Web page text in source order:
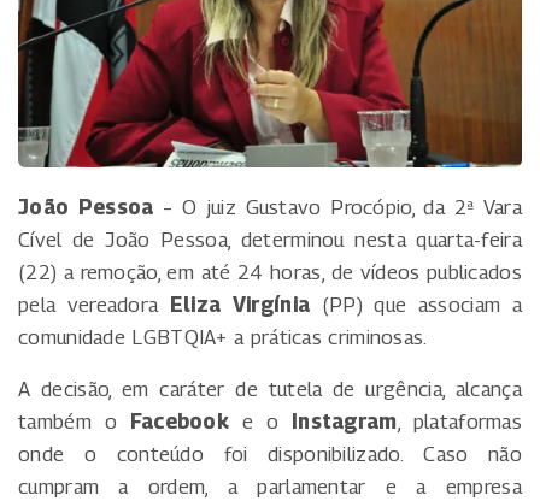
João Pessoa – O juiz Gustavo Procópio, da 2ª Vara
Cível de João Pessoa, determinou nesta quarta-feira
(22) a remoção, em até 24 horas, de vídeos publicados
pela vereadora Eliza Virgínia (PP) que associam a
comunidade LGBTQIA+ a práticas criminosas.
A decisão, em caráter de tutela de urgência, alcança
também o
Facebook e o Instagram, plataformas
onde o conteúdo foi disponibilizado. Caso não
cumpram a ordem, a parlamentar e a empresa